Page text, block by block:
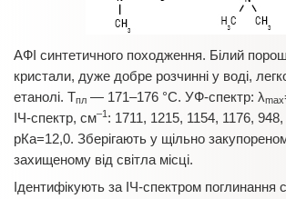
АФІ синтетичного походження. Білий
кристали, дуже добре розчинні у воді,
етанолі. Tпл — 171–176 °С. УФ-спектр: λmax
ІЧ-спектр, см–1 : 1711, 1215, 1154, 1176,
рКа=12,0. Зберігають у щільно
захищеному від світла місці.
Ідентифікують за ІЧ-спектром поглинання